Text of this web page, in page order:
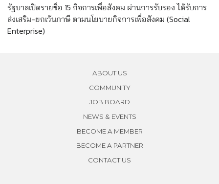
รัฐบาลเปิดรายชื่อ 15 กิจการเพื่อสังคม ผ่านการรับรอง ได้รับการ
ส่งเสริม-ยกเว้นภาษี ตามนโยบายกิจการเพื่อสังคม (Social
Enterprise)
ABOUT US
COMMUNITY
JOB BOARD
NEWS & EVENTS
BECOME A MEMBER
BECOME A PARTNER
CONTACT US